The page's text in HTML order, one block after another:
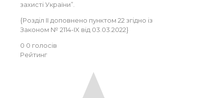
захисті України”.
{Розділ II доповнено пунктом 22 згідно із
Законом № 2114-IX від 03.03.2022}
0 0 голосів
Рейтинг